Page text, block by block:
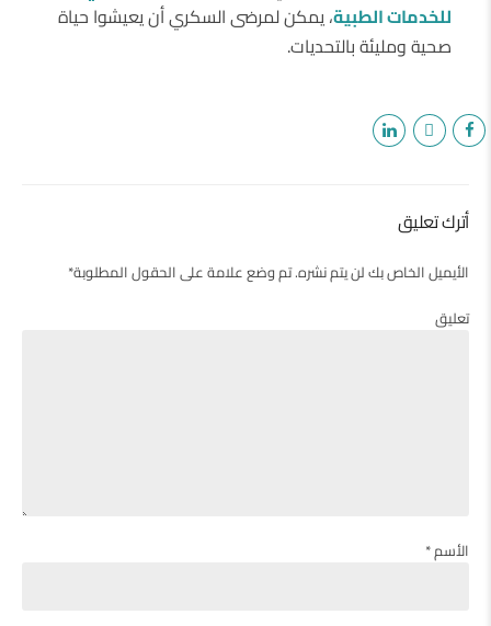
للخدمات الطبية، يمكن لمرضى السكري أن يعيشوا حياة
صحية ومليئة بالتحديات.
أترك تعليق
الأيميل الخاص بك لن يتم نشره. تم وضع علامة على الحقول المطلوبة*
تعليق
الأسم *